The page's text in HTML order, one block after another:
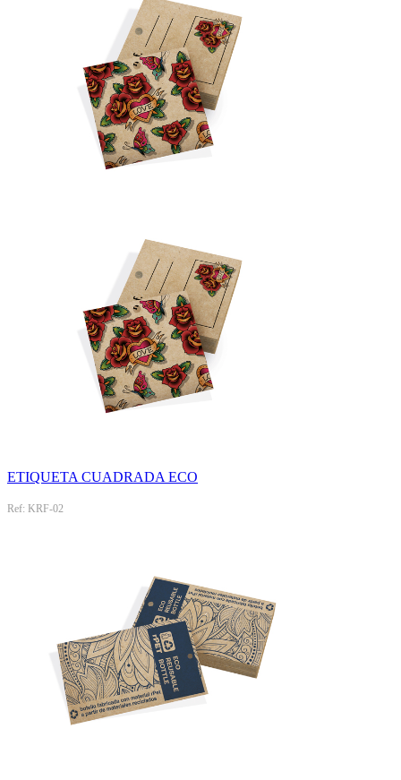
ETIQUETA CUADRADA ECO
Ref: KRF-02